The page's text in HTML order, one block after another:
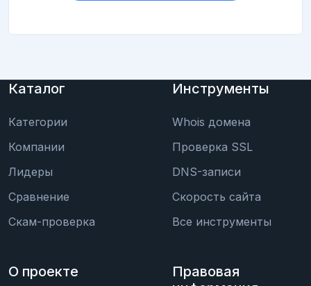
Каталог
Категории
Компании
Лидеры
Сравнение
Скам-проверка
Инструменты
Whois домена
Проверка SSL
DNS-записи
Скорость сайта
Все инструменты
О проекте
Правовая